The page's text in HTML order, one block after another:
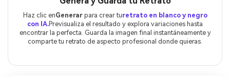
Haz clic enGenerarpara crear turetrato en blanco y negro
con IA.Previsualiza el resultado y explora variaciones hasta
encontrar la perfecta. Guarda la imagen final instantáneamente y
comparte tu retrato de aspecto profesional donde quieras.